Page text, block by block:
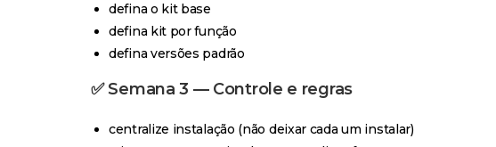
defina o kit base
defina kit por função
defina versões padrão
✅ Semana 3 — Controle e regras
centralize instalação (não deixar cada um instalar)